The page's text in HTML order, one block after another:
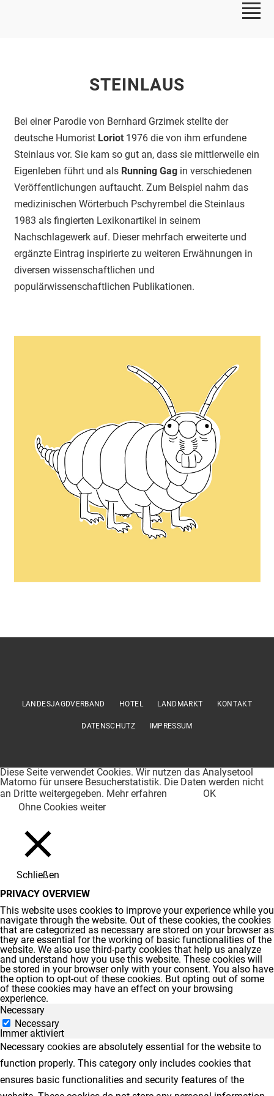
STEINLAUS
Bei einer Parodie von Bernhard Grzimek stellte der
deutsche Humorist Loriot1976 die von ihm erfundene
Steinlaus vor. Sie kam so gut an, dass sie mittlerweile ein
Eigenleben führt und alsRunning Gagin verschiedenen
Veröffentlichungen auftaucht. Zum Beispiel nahm das
medizinischen Wörterbuch Pschyrembel die Steinlaus
1983 als fingierten Lexikonartikel in seinem
Nachschlagewerk auf. Dieser mehrfach erweiterte und
ergänzte Eintrag inspirierte zu weiteren Erwähnungen in
diversen wissenschaftlichen und
populärwissenschaftlichen Publikationen.
LANDESJAGDVERBAND HOTEL LANDMARKT KONTAKT
DATENSCHUTZ IMPRESSUM
Diese Seite verwendet Cookies. Wir nutzen das Analysetool
Matomo für unsere Besucherstatistik. Die Daten werden nicht
an Dritte weitergegeben. Mehr erfahren
OK
Ohne Cookies weiter
Schließen
PRIVACY OVERVIEW
This website uses cookies to improve your experience while you
navigate through the website. Out of these cookies, the cookies
that are categorized as necessary are stored on your browser as
they are essential for the working of basic functionalities of the
website. We also use third-party cookies that help us analyze
and understand how you use this website. These cookies will
be stored in your browser only with your consent. You also have
the option to opt-out of these cookies. But opting out of some
of these cookies may have an effect on your browsing
experience.
Necessary
Necessary
Immer aktiviert
Necessary cookies are absolutely essential for the website to
function properly. This category only includes cookies that
ensures basic functionalities and security features of the